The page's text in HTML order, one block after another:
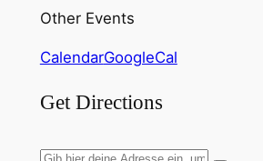
Other Events
CalendarGoogleCal
Get Directions